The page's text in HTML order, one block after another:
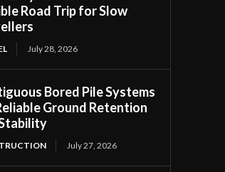
Road Trip for Slow
July 28, 2026
Bored Pile Systems
Ground Retention
July 27, 2026